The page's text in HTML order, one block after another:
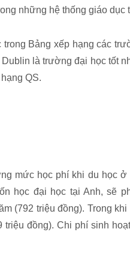
những hệ thống giáo dục
Bảng xếp hạng các
là trường đại học tốt
QS.
mức học phí khi du học ở
học đại học tại Anh, sẽ
(792 triệu đồng). Trong
triệu đồng). Chi phí sinh